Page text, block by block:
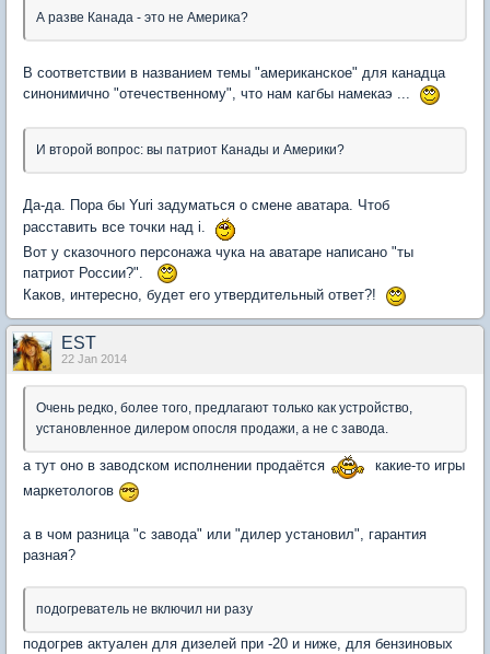
А разве Канада - это не Америка?
В соответствии в названием темы "американское" для канадца
синонимично "отечественному", что нам кагбы намекаэ ...
И второй вопрос: вы патриот Канады и Америки?
Да-да. Пора бы Yuri задуматься о смене аватара. Чтоб
расставить все точки над i.
Вот у сказочного персонажа чука на аватаре написано "ты
патриот России?".
Каков, интересно, будет его утвердительный ответ?!
EST
22 Jan 2014
Очень редко, более того, предлагают только как устройство,
установленное дилером опосля продажи, а не с завода.
а тут оно в заводском исполнении продаётся
какие-то игры
маркетологов
а в чом разница "с завода" или "дилер установил", гарантия
разная?
подогреватель не включил ни разу
подогрев актуален для дизелей при -20 и ниже, для бензиновых